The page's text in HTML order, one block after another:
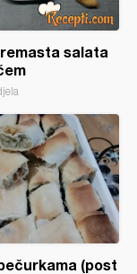
salata
(post